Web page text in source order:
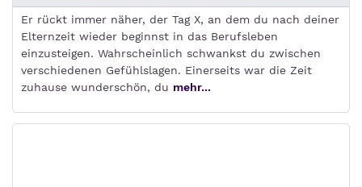
Er rückt immer näher, der Tag X, an dem du nach deiner
Elternzeit wieder beginnst in das Berufsleben
einzusteigen. Wahrscheinlich schwankst du zwischen
verschiedenen Gefühlslagen. Einerseits war die Zeit
zuhause wunderschön, du mehr...